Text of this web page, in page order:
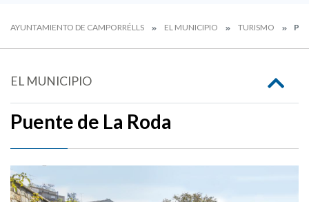
AYUNTAMIENTO DE CAMPORRÉLLS EL MUNICIPIO TURISMO
EL MUNICIPIO
Puente de La Roda